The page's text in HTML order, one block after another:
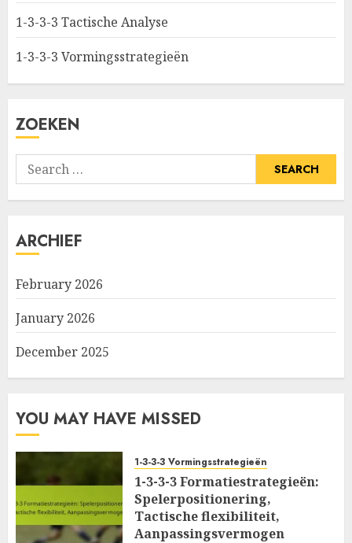
1-3-3-3 Tactische Analyse
1-3-3-3 Vormingsstrategieën
ZOEKEN
Search
for:
ARCHIEF
February 2026
January 2026
December 2025
YOU MAY HAVE MISSED
1-3-3-3 Vormingsstrategieën
1-3-3-3 Formatiestrategieën:
Spelerpositionering,
Tactische flexibiliteit,
Aanpassingsvermogen